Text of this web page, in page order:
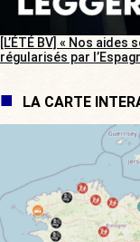
[L’ÉTÉ BV] « Nos
régularisés par
LA CARTE